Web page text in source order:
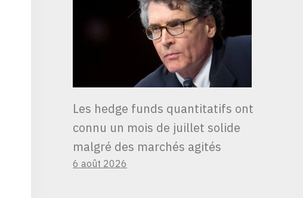
Les hedge funds quantitatifs ont
connu un mois de juillet solide
malgré des marchés agités
6 août 2026